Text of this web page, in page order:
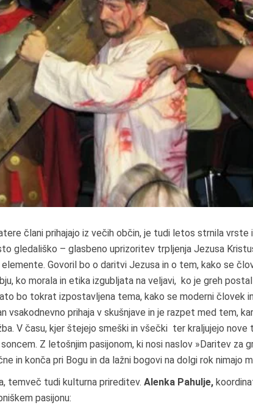
člani prihajajo iz večih občin, je tudi letos strnila vrste
gledališko – glasbeno uprizoritev trpljenja Jezusa
Govoril bo o daritvi Jezusa in o tem, kako se
ko morala in etika izgubljata na veljavi, ko je greh
bo tokrat izpostavljena tema, kako se moderni človek
vsakodnevno prihaja v skušnjave in je razpet med tem,
V času, kjer štejejo smeški in všečki ter kraljujejo nove
Z letošnjim pasijonom, ki nosi naslov »Daritev za
in konča pri Bogu in da lažni bogovi na dolgi rok nimajo
temveč tudi kulturna prireditev. Alenka Pahulje,
pasijonu: